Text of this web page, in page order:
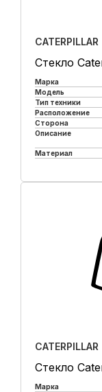
CATERPILLAR
Стекло
Марка
Модель
Тип техники
Расположение
Сторона
Описание
Материал
CATERPILLAR
Стекло
Марка